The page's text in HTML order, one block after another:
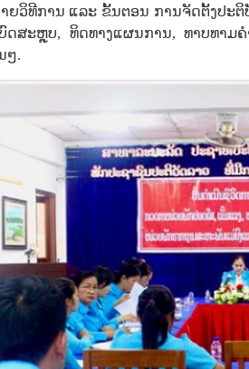
ຍວິທີການ ແລະ ຂັ້ນຕອນ ການຈັດຕັ້ງປະ
ດສະຫຼຸບ, ທິດທາງແຜນການ, ທາບທາມ
ໆ.